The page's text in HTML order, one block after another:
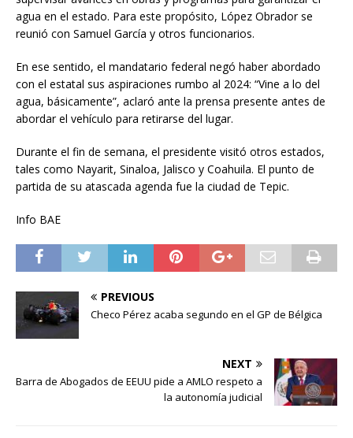
agua en el estado. Para este propósito, López Obrador se
reunió con Samuel García y otros funcionarios.
En ese sentido, el mandatario federal negó haber abordado
con el estatal sus aspiraciones rumbo al 2024: “Vine a lo del
agua, básicamente”, aclaró ante la prensa presente antes de
abordar el vehículo para retirarse del lugar.
Durante el fin de semana, el presidente visitó otros estados,
tales como Nayarit, Sinaloa, Jalisco y Coahuila. El punto de
partida de su atascada agenda fue la ciudad de Tepic.
Info BAE
PREVIOUS
Checo Pérez acaba segundo en el GP de Bélgica
NEXT
Barra de Abogados de EEUU pide a AMLO respeto a
la autonomía judicial